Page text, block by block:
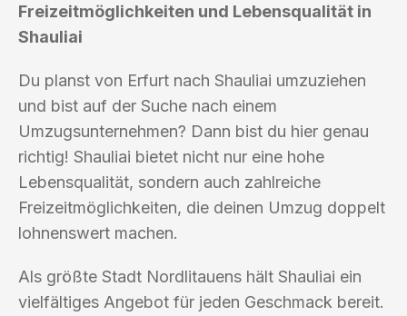
Freizeitmöglichkeiten und Lebensqualität in
Shauliai
Du planst von Erfurt nach Shauliai umzuziehen
und bist auf der Suche nach einem
Umzugsunternehmen? Dann bist du hier genau
richtig! Shauliai bietet nicht nur eine hohe
Lebensqualität, sondern auch zahlreiche
Freizeitmöglichkeiten, die deinen Umzug doppelt
lohnenswert machen.
Als größte Stadt Nordlitauens hält Shauliai ein
vielfältiges Angebot für jeden Geschmack bereit.